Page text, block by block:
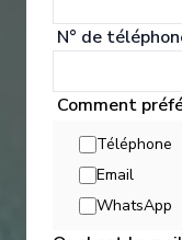
Built to cross
at locations larger
N° de
Comment
Téléphone
Email
WhatsApp